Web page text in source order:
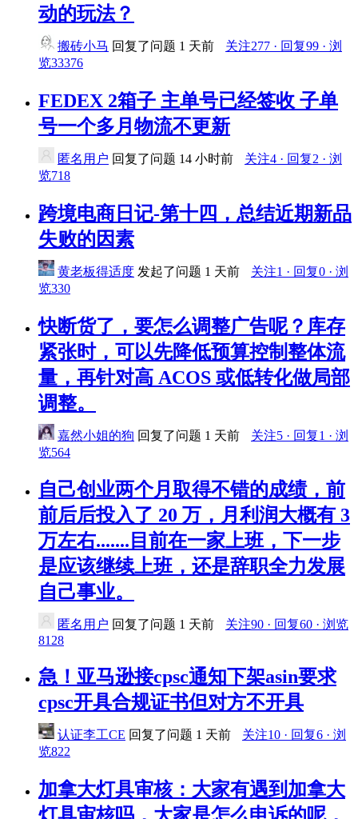
动的玩法？
搬砖小马 回复了问题 1 天前
关注277 · 回复99 · 浏
览33376
FEDEX 2箱子 主单号已经签收 子单
号一个多月物流不更新
匿名用户 回复了问题 14 小时前
关注4 · 回复2 · 浏
览718
跨境电商日记-第十四，总结近期新品
失败的因素
黄老板得适度 发起了问题 1 天前
关注1 · 回复0 · 浏
览330
​快断货了，要怎么调整广告呢？库存
紧张时，可以先降低预算控制整体流
量，再针对高 ACOS 或低转化做局部
调整。
嘉然小姐的狗 回复了问题 1 天前
关注5 · 回复1 · 浏
览564
自己创业两个月取得不错的成绩，前
前后后投入了 20 万，月利润大概有 3
万左右.......目前在一家上班，下一步
是应该继续上班，还是辞职全力发展
自己事业。
匿名用户 回复了问题 1 天前
关注90 · 回复60 · 浏览
8128
急！亚马逊接cpsc通知下架asin要求
cpsc开具合规证书但对方不开具
认证李工CE 回复了问题 1 天前
关注10 · 回复6 · 浏
览822
加拿大灯具审核：大家有遇到加拿大